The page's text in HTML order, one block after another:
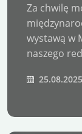
Za chwilę
wystawą w
naszego
25.08.2025